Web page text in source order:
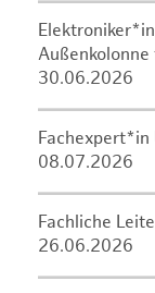
30.06.2026
08.07.2026
Fachliche
26.06.2026